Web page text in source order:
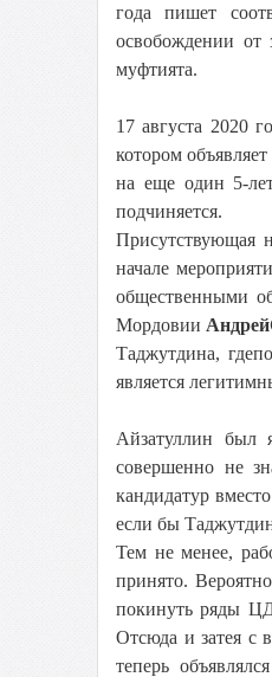
года пишет
освобождении от
муфтията.
17 августа 2020
котором
на еще один 5-
подчиняется.
Присутствующая
начале
общественными
Мордовии Андрей
Таджутдина,
является
Айзатуллин был
совершенно не
кандидатур
если бы
Тем не менее,
принято.
покинуть ряды
Отсюда и затея с
теперь